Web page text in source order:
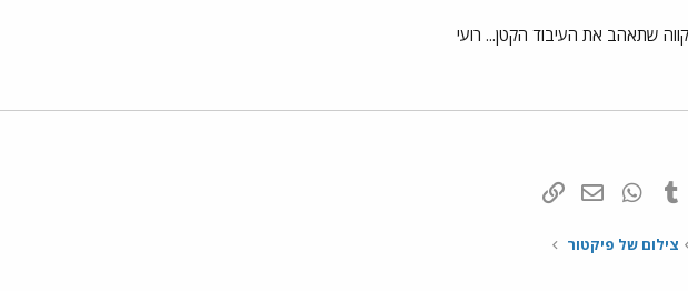
שתאהב את העיבוד הקטן... רועי
Pinterest
Tumblr
WhatsAppדואר אלקטרוני
צילום של פיקטור